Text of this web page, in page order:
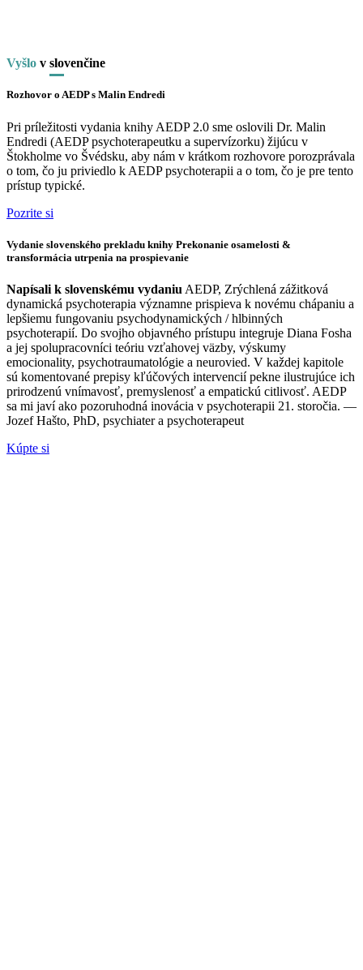
Vyšlo v slovenčine
Rozhovor o AEDP s Malin Endredi
Pri príležitosti vydania knihy AEDP 2.0 sme oslovili Dr. Malin
Endredi (AEDP psychoterapeutku a supervízorku) žijúcu v
Štokholme vo Švédsku, aby nám v krátkom rozhovore porozprávala
o tom, čo ju priviedlo k AEDP psychoterapii a o tom, čo je pre tento
prístup typické.
Pozrite si
Vydanie slovenského prekladu knihy Prekonanie osamelosti &
transformácia utrpenia na prospievanie
Napísali k slovenskému vydaniu AEDP, Zrýchlená zážitková
dynamická psychoterapia významne prispieva k novému chápaniu a
lepšiemu fungovaniu psychodynamických / hlbinných
psychoterapií. Do svojho objavného prístupu integruje Diana Fosha
a jej spolupracovníci teóriu vzťahovej väzby, výskumy
emocionality, psychotraumatológie a neurovied. V každej kapitole
sú komentované prepisy kľúčových intervencií pekne ilustrujúce ich
prirodzenú vnímavosť, premyslenosť a empatickú citlivosť. AEDP
sa mi javí ako pozoruhodná inovácia v psychoterapii 21. storočia. —
Jozef Hašto, PhD, psychiater a psychoterapeut
Kúpte si